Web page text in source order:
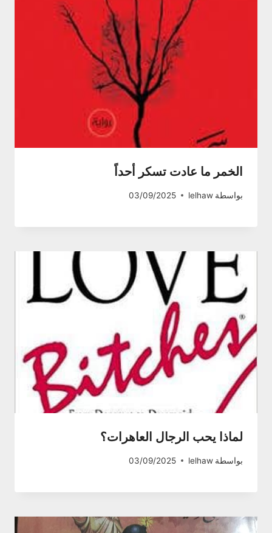
الخمر ما عادت تسكر أحداً
بواسطة lelhaw
03/09/2025
لماذا يحب الرجال العاهرات؟
بواسطة lelhaw
03/09/2025